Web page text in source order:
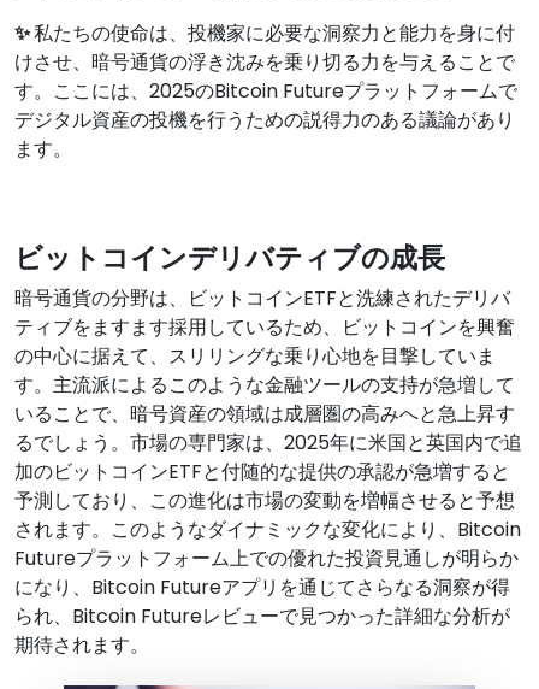
✨私たちの使命は、投機家に必要な洞察力と能力を身に付
けさせ、暗号通貨の浮き沈みを乗り切る力を与えることで
す。ここには、2025のBitcoin Futureプラットフォームで
デジタル資産の投機を行うための説得力のある議論があり
ます。
ビットコインデリバティブの成長
暗号通貨の分野は、ビットコインETFと洗練されたデリバ
ティブをますます採用しているため、ビットコインを興奮
の中心に据えて、スリリングな乗り心地を目撃していま
す。主流派によるこのような金融ツールの支持が急増して
いることで、暗号資産の領域は成層圏の高みへと急上昇す
るでしょう。市場の専門家は、2025年に米国と英国内で追
加のビットコインETFと付随的な提供の承認が急増すると
予測しており、この進化は市場の変動を増幅させると予想
されます。このようなダイナミックな変化により、Bitcoin
Futureプラットフォーム上での優れた投資見通しが明らか
になり、Bitcoin Futureアプリを通じてさらなる洞察が得
られ、Bitcoin Futureレビューで見つかった詳細な分析が
期待されます。